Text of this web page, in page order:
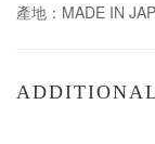
產地：MADE IN